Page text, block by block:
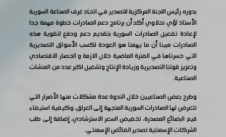
بدوره رئيس اللجنة المركزية للتصدير في اتحاد غرف الصناعة السورية
الأستاذ لؤي نحلاوي أكد أن برنامج دعم الصادرات خطوة مهمة جدا
لإعادة تفعيل الصادرات السورية بتقديم دعم ودفع لتقوية هذه
الصادرات مبينا أن ما يهمنا هو العودة لكسب الأسواق التصديرية
التي خسرناها في الفترة الماضية خلال الازمة و الحصار الاقتصادي
وتعزيز قوتنا التصديرية وزيادة الإنتاج وتشغيل اكبر عدد من المنشات
الصناعية.
وطرح بعض الصناعيين خلال الندوة عدة مشكلات منها الأضرار التي
تتعرض لها الصادرات السورية المتجهة إلى العراق، وكيفية استيفاء
قيم البضائع المصدرة، تخفيض السعر الاسترشادي، إضافة إلى طلب
الشركات الإسمنتية تصدير الفائض الإسمنتي.